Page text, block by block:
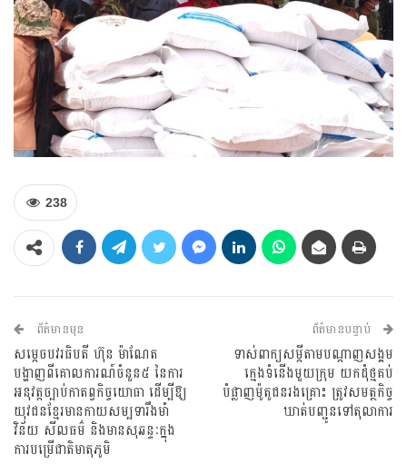
238
ព័ត៌មានមុន
សម្តេចបវរធិបតី ហ៊ុន ម៉ាណែត
បង្ហាញពីគោលការណ៍ចំនួន៥ នៃការ
អនុវត្តច្បាប់កាតព្វកិច្ចយោធា ដើម្បីឱ្យ
យុវជនខ្មែរមានកាយសម្បទារឹងមាំ
វិន័យ សីលធម៌ និងមានសុឆន្ទៈក្នុង
ការបម្រើជាតិមាតុភូមិ
ព័ត៌មានបន្ទាប់
ទាស់ពាក្យសម្ដីតាមបណ្តាញសង្គម
ក្មេងទំនើងមួយក្រុម យកដុំថ្មគប់
បំផ្លាញម៉ូតូជនរងគ្រោះ ត្រូវសមត្ថកិច្ច
ឃាត់បញ្ជូនទៅតុលាការ